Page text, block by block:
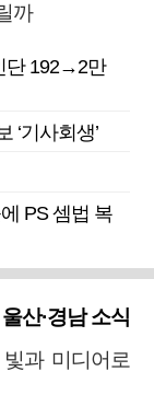
까
단 192→2만
‘기사회생’
PS 셈법 복
울산·경남 소식
과 미디어로